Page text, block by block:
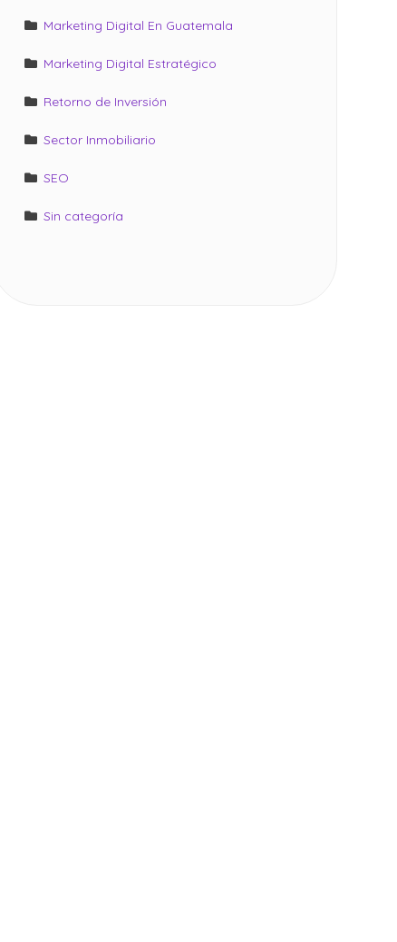
Marketing Digital En Guatemala
Marketing Digital Estratégico
Retorno de Inversión
Sector Inmobiliario
SEO
Sin categoría